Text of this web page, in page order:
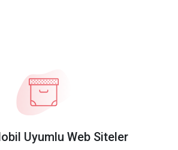
Uyumlu Web Siteler